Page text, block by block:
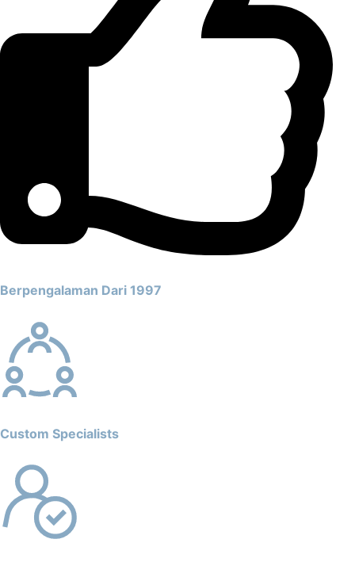
Berpengalaman Dari 1997
Custom Specialists